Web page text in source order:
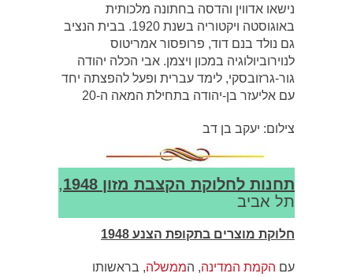
נישאו אדווין והדסה בחתונה מלכותית
באוגוסטה ויקטוריה בשנת 1920. בבית הנציב
גם נולד בנם דוד, פרופסור אמריטוס
לנוירוביולוגיה במכון ויצמן. אבי הכלה יהודה
גור-גרזובסקי, לימד עברית ופעל להפצתה יחד
עם אליעזר בן-יהודה בתחילת המאה ה-20
צילום: יעקב בן דב
תחנות לחלוקת הקצבת מזון 1948
,
תל אביב
חלוקת מוצרים בתקופת הצנע 1948
עם הקמת המדינה, הממשלה, בראשותו